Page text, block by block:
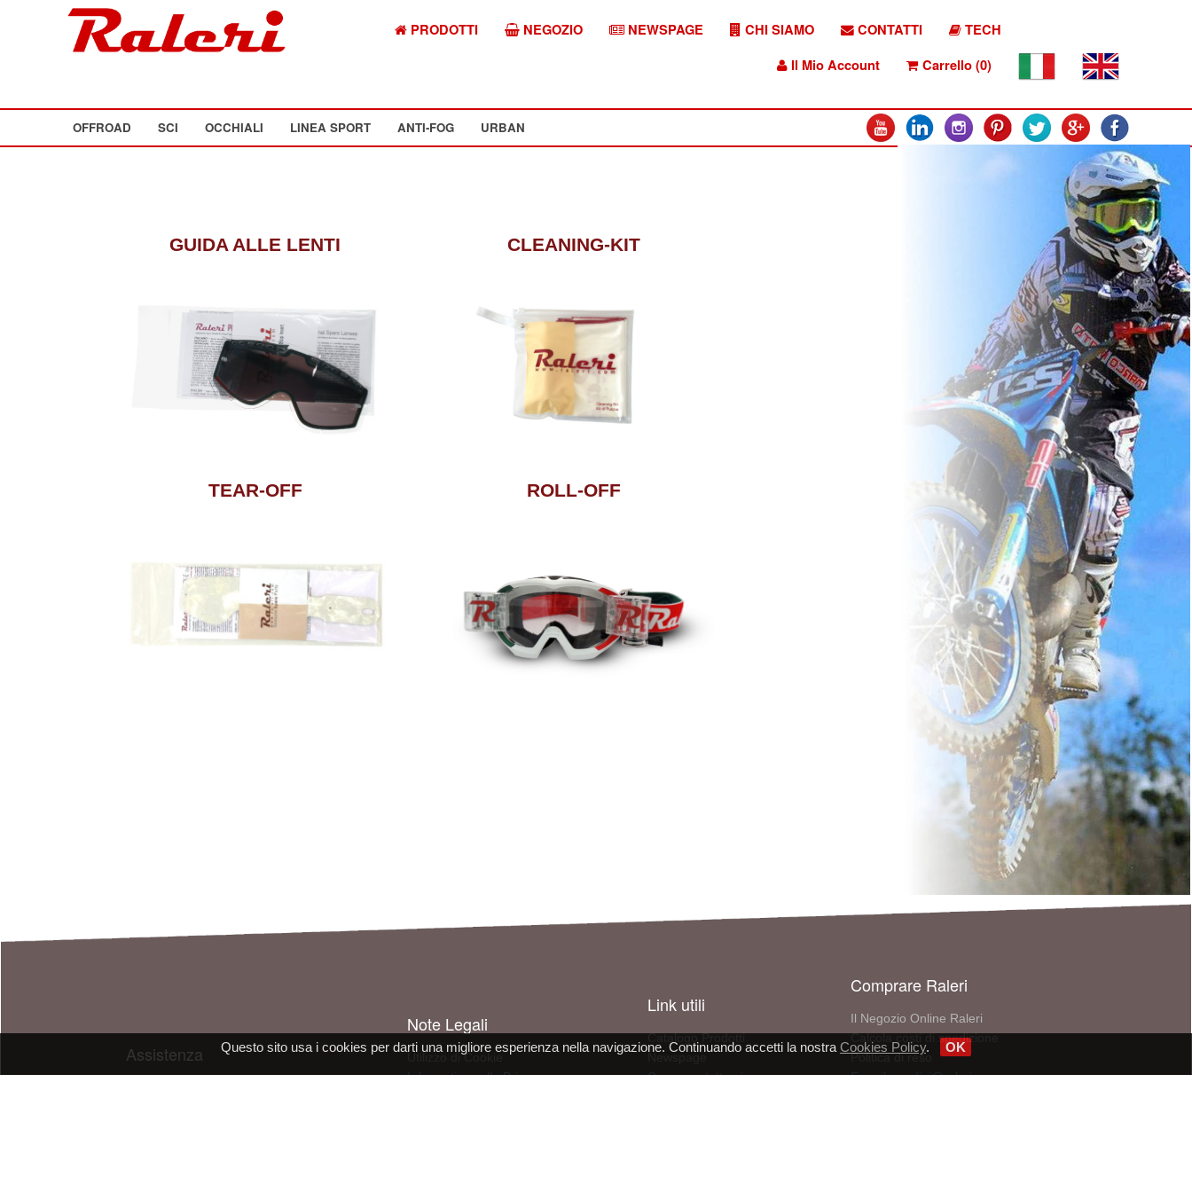
PRODOTTI NEGOZIO NEWSPAGE CHI SIAMO CONTATTI
TECH
Il Mio Account
Carrello (0)
OFFROAD SCI OCCHIALI LINEA SPORT ANTI-FOG URBAN
GUIDA ALLE LENTI CLEANING-KIT
TEAR-OFF ROLL-OFF
Questo sito usa i cookies per darti una migliore esperienza nella navigazione. Continuando accetti la nostra Cookies Policy. OK
Assistenza
Note Legali
Utilizzo di Cookie
Informativa sulla Privacy
Link utili
Catalogo Prodotti
Newspage
Come contattarci
Comprare Raleri
Il Negozio Online Raleri
Calcola costi di spedizione
Politica di reso
E-mail: ordini@raleri.com